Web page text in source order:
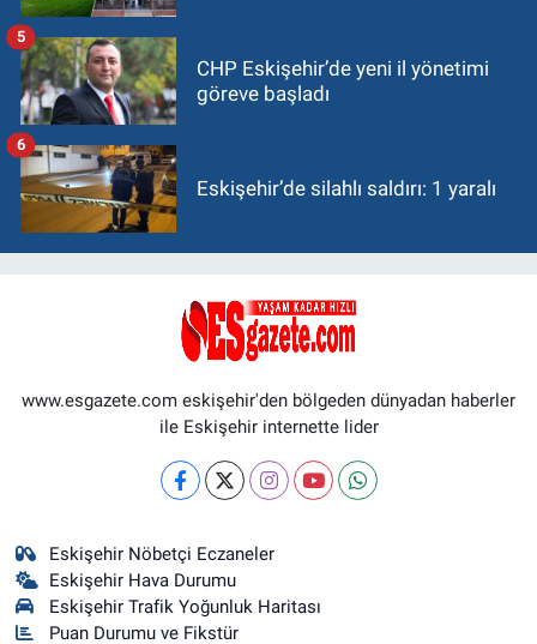
CHP Eskişehir’de yeni il yönetimi
göreve başladı
5
Eskişehir’de silahlı saldırı: 1 yaralı
6
www.esgazete.com eskişehir'den bölgeden dünyadan haberler
ile Eskişehir internette lider
Eskişehir Nöbetçi Eczaneler
Eskişehir Hava Durumu
Eskişehir Trafik Yoğunluk Haritası
Puan Durumu ve Fikstür